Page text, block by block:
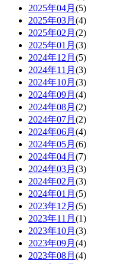
2025年04月 (5)
2025年03月 (4)
2025年02月 (2)
2025年01月 (3)
2024年12月 (5)
2024年11月 (3)
2024年10月 (3)
2024年09月 (4)
2024年08月 (2)
2024年07月 (2)
2024年06月 (4)
2024年05月 (6)
2024年04月 (7)
2024年03月 (3)
2024年02月 (3)
2024年01月 (5)
2023年12月 (5)
2023年11月 (1)
2023年10月 (3)
2023年09月 (4)
2023年08月 (4)